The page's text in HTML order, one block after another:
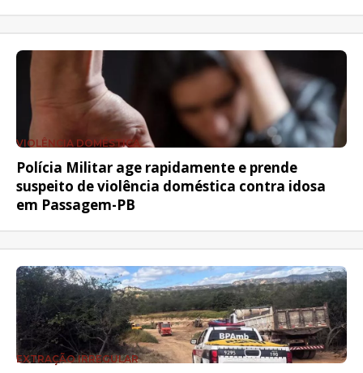
VIOLÊNCIA DOMÉSTICA
Polícia Militar age rapidamente e prende
suspeito de violência doméstica contra idosa
em Passagem-PB
EXTRAÇÃO IRREGULAR